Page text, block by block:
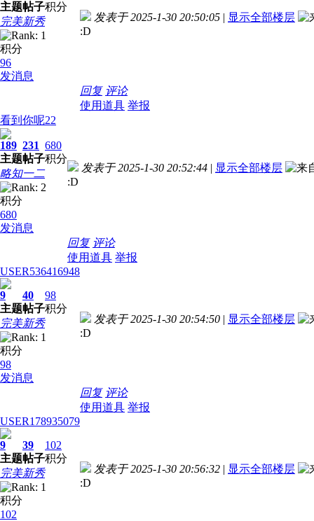
主题帖子积分
完美新秀
积分
96
发消息
发表于 2025-1-30 20:50:05 | 显示全部楼层
:D
回复 评论
使用道具 举报
看到你呢22
189
主题
231
帖子
680
积分
略知一二
积分
680
发消息
发表于 2025-1-30 20:52:44 | 显示全部楼层
:D
回复 评论
使用道具 举报
USER536416948
9
主题
40
帖子
98
积分
完美新秀
积分
98
发消息
发表于 2025-1-30 20:54:50 | 显示全部楼层
:D
回复 评论
使用道具 举报
USER178935079
9
主题
39
帖子
102
积分
完美新秀
积分
102
发表于 2025-1-30 20:56:32 | 显示全部楼层
:D